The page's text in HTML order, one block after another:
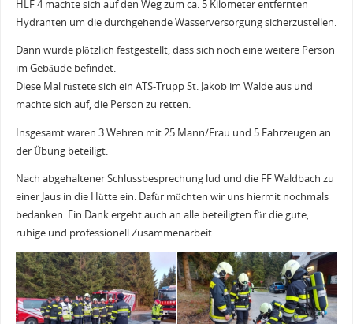
HLF 4 machte sich auf den Weg zum ca. 5 Kilometer entfernten
Hydranten um die durchgehende Wasserversorgung sicherzustellen.
Dann wurde plötzlich festgestellt, dass sich noch eine weitere Person
im Gebäude befindet.
Diese Mal rüstete sich ein ATS-Trupp St. Jakob im Walde aus und
machte sich auf, die Person zu retten.
Insgesamt waren 3 Wehren mit 25 Mann/Frau und 5 Fahrzeugen an
der Übung beteiligt.
Nach abgehaltener Schlussbesprechung lud und die FF Waldbach zu
einer Jaus in die Hütte ein. Dafür möchten wir uns hiermit nochmals
bedanken. Ein Dank ergeht auch an alle beteiligten für die gute,
ruhige und professionell Zusammenarbeit.